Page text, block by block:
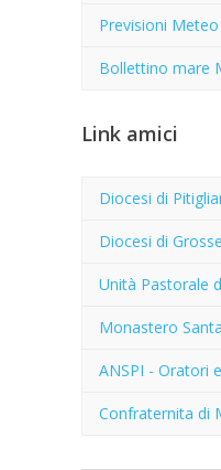
Previsioni
Bollettino mare
Link amici
Diocesi di
Diocesi di
Unità Pastorale
Monastero
ANSPI - Oratori
Confraternita di